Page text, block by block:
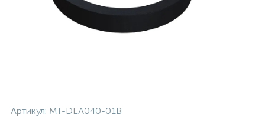
Артикул: MT-DLA040-01B